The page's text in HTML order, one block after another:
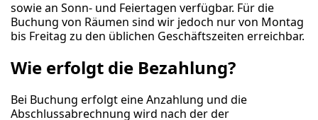
sowie an Sonn- und Feiertagen verfügbar. Für die
Buchung von Räumen sind wir jedoch nur von Montag
bis Freitag zu den üblichen Geschäftszeiten erreichbar.
Wie erfolgt die Bezahlung?
Bei Buchung erfolgt eine Anzahlung und die
Abschlussabrechnung wird nach der der